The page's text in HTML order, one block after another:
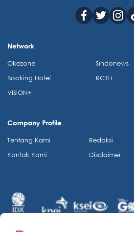
Network
Okezone
Booking Hotel
VISION+
Sindonews
RCTI+
Company Profile
Tentang Kami
Kontak Kami
Redaksi
Disclaimer